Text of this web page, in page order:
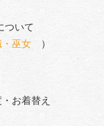
ついて
・巫女 ）
お着替え